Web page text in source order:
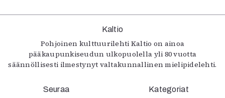
Kaltio
Pohjoinen kulttuurilehti Kaltio on ainoa
pääkaupunkiseudun ulkopuolella yli 80 vuotta
säännöllisesti ilmestynyt valtakunnallinen mielipidelehti.
Seuraa Kategoriat